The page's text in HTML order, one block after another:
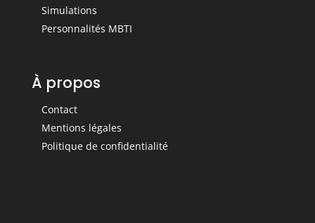
Simulations
Personnalités MBTI
À propos
Contact
Mentions légales
Politique de confidentialité